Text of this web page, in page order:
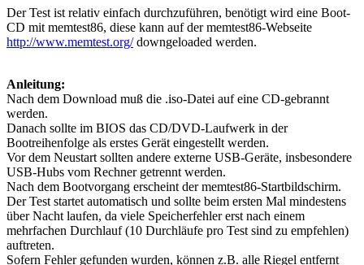
Der Test ist relativ einfach durchzuführen, benötigt wird eine Boot-
CD mit memtest86, diese kann auf der memtest86-Webseite
http://www.memtest.org/downgeloaded werden.
Anleitung:
Nach dem Download muß die .iso-Datei auf eine CD-gebrannt
werden.
Danach sollte im BIOS das CD/DVD-Laufwerk in der
Bootreihenfolge als erstes Gerät eingestellt werden.
Vor dem Neustart sollten andere externe USB-Geräte, insbesondere
USB-Hubs vom Rechner getrennt werden.
Nach dem Bootvorgang erscheint der memtest86-Startbildschirm.
Der Test startet automatisch und sollte beim ersten Mal mindestens
über Nacht laufen, da viele Speicherfehler erst nach einem
mehrfachen Durchlauf (10 Durchläufe pro Test sind zu empfehlen)
auftreten.
Sofern Fehler gefunden wurden, können z.B. alle Riegel entfernt